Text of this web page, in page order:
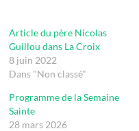
Article du père Nicolas
Guillou dans La Croix
8 juin 2022
Dans "Non classé"
Programme de la Semaine
Sainte
28 mars 2026